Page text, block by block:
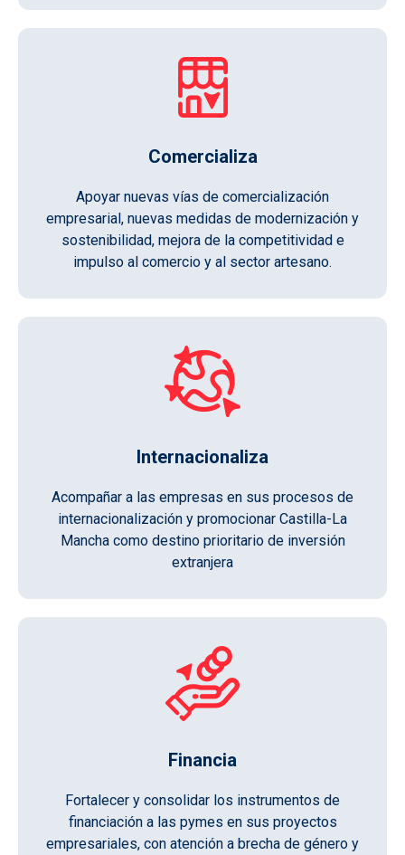
Comercializa
Apoyar nuevas vías de comercialización
empresarial, nuevas medidas de modernización y
sostenibilidad, mejora de la competitividad e
impulso al comercio y al sector artesano.
Internacionaliza
Acompañar a las empresas en sus procesos de
internacionalización y promocionar Castilla-La
Mancha como destino prioritario de inversión
extranjera
Financia
Fortalecer y consolidar los instrumentos de
financiación a las pymes en sus proyectos
empresariales, con atención a brecha de género y